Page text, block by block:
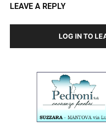
LEAVE A REPLY
LOG IN TO